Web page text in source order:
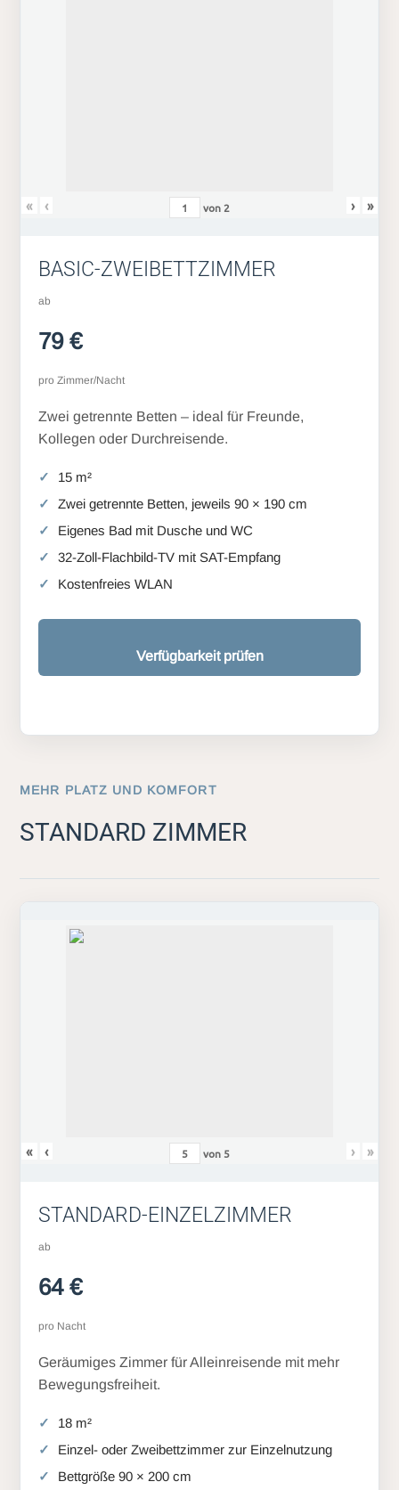
« ‹ von 2 › »
BASIC-ZWEIBETTZIMMER
ab
79 €
pro Zimmer/Nacht
Zwei getrennte Betten – ideal für Freunde,
Kollegen oder Durchreisende.
15 m²
Zwei getrennte Betten, jeweils 90 × 190 cm
Eigenes Bad mit Dusche und WC
32-Zoll-Flachbild-TV mit SAT-Empfang
Kostenfreies WLAN
Verfügbarkeit prüfen
MEHR PLATZ UND KOMFORT
STANDARD ZIMMER
« ‹ von 5 › »
STANDARD-EINZELZIMMER
ab
64 €
pro Nacht
Geräumiges Zimmer für Alleinreisende mit mehr
Bewegungsfreiheit.
18 m²
Einzel- oder Zweibettzimmer zur Einzelnutzung
Bettgröße 90 × 200 cm